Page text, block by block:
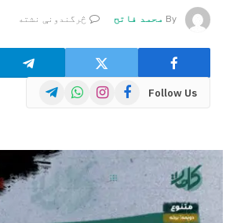
By محمد فاتح څرگندونې نشته
Follow Us
Facebook
Instagram
WhatsApp
Telegram